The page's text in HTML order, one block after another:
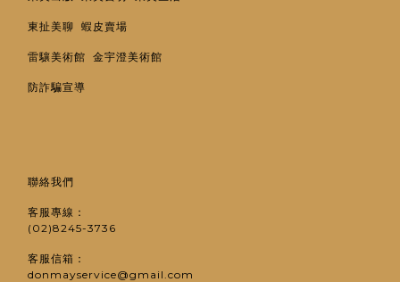
東扯美聊 蝦皮賣場
雷驤美術館 金宇澄美術館
防詐騙宣導
聯絡我們
客服專線：
(02)8245-3736
客服信箱：
donmayservice@gmail.com